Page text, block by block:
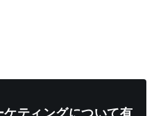
ティングについて有